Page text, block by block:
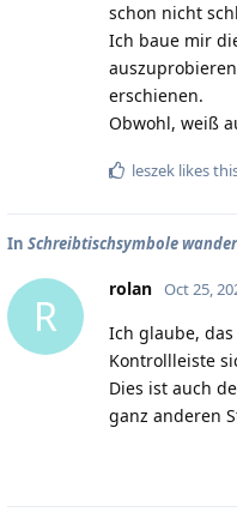
schon nicht
Ich baue mir
erschienen.
Obwohl, weiß
leszek likes
In Schreibtischsymbole
R
rolan Oct 25,
Ich glaube,
Kontrollleiste
Dies ist auch
ganz anderen